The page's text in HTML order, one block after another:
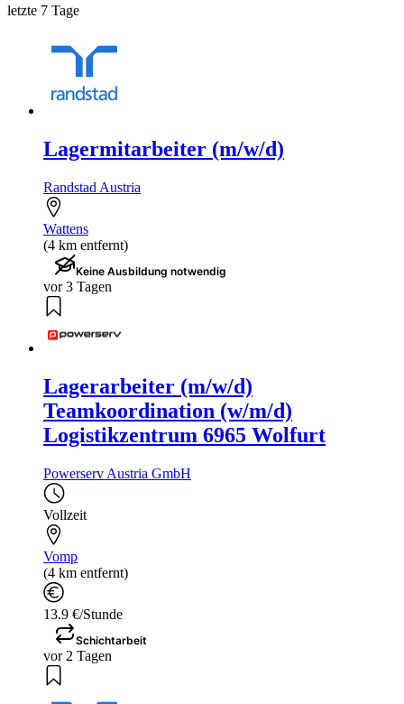
letzte 7 Tage
Lagermitarbeiter (m/w/d)
Randstad Austria
Wattens
(4 km entfernt)
Keine Ausbildung notwendig
vor 3 Tagen
Lagerarbeiter (m/w/d)
Teamkoordination (w/m/d)
Logistikzentrum 6965 Wolfurt
Powerserv Austria GmbH
Vollzeit
Vomp
(4 km entfernt)
13.9 €/Stunde
Schichtarbeit
vor 2 Tagen